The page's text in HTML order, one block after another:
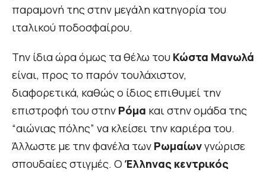
παραμονή της στην μεγάλη κατηγορία του
ιταλικού ποδοσφαίρου.
Την ίδια ώρα όμως τα θέλω του Κώστα Μανωλά
είναι, προς το παρόν τουλάχιστον,
διαφορετικά, καθώς ο ίδιος επιθυμεί την
επιστροφή του στην Ρόμα και στην ομάδα της
“αιώνιας πόλης” να κλείσει την καριέρα του.
Άλλωστε με την φανέλα των Ρωμαίωνγνώρισε
σπουδαίες στιγμές. Ο Έλληνας κεντρικός